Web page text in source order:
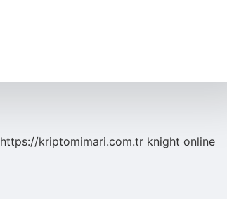
https://kriptomimari.com.tr knight online